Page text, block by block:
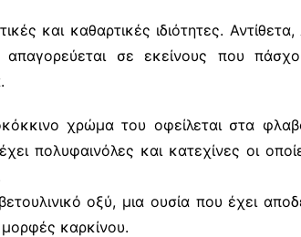
και καθαρτικές ιδιότητες.
σε εκείνους που
χρώμα του οφείλεται στα
πολυφαινόλες και κατεχίνες οι
οξύ, μια ουσία που έχει
καρκίνου.